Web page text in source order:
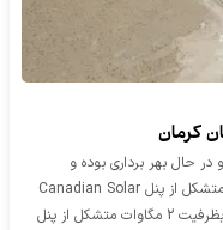
و در حال بهر برداری بوده و
متشکل از یک واحد نیروگاهی بظرفیت 7 مگاوات متشکل از پنل Canadian Solar
660W و اینورتر Solis 110kW و یک واحد نیروگاه بظرفیت 2 مگاوات متشکل از پنل